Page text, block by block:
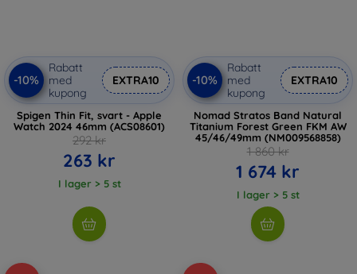
-10%
Rabatt
med
kupong
EXTRA10
Spigen Thin Fit, svart - Apple
Watch 2024 46mm (ACS08601)
292 kr
263 kr
I lager > 5 st
-10%
Rabatt
med
kupong
EXTRA10
Nomad Stratos Band Natural
Titanium Forest Green FKM AW
45/46/49mm (NM009568858)
1 860 kr
1 674 kr
I lager > 5 st